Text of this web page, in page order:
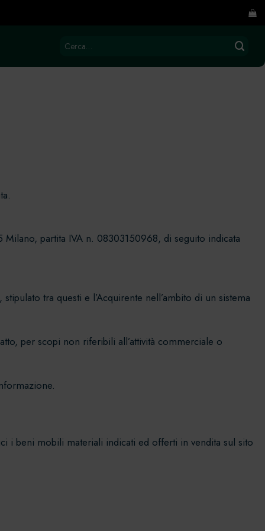
Cerca:
partita IVA n. 08303150968, di seguito indicata
tra questi e l’Acquirente nell’ambito di un sistema
per scopi non riferibili all’attività commerciale o
i beni mobili materiali indicati ed offerti in vendita sul sito